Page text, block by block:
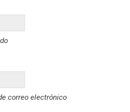
correo electrónico